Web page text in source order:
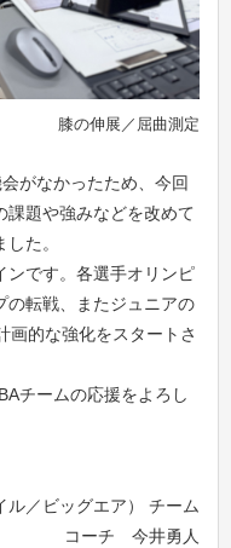
膝の伸展／屈曲測定
がなかったため、今回
課題や強みなどを改めて
た。
ンです。各選手オリンピ
の転戦、またジュニアの
画的な強化をスタートさ
チームの応援をよろし
／ビッグエア） チーム
コーチ 今井勇人